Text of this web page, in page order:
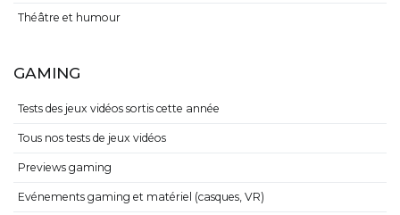
Théâtre et humour
GAMING
Tests des jeux vidéos sortis cette année
Tous nos tests de jeux vidéos
Previews gaming
Evénements gaming et matériel (casques, VR)